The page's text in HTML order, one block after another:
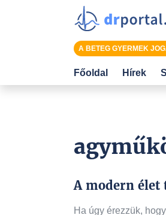
A modern élet
Ha úgy érezzük,
A BETEG GYERMEK
Főoldal Hírek